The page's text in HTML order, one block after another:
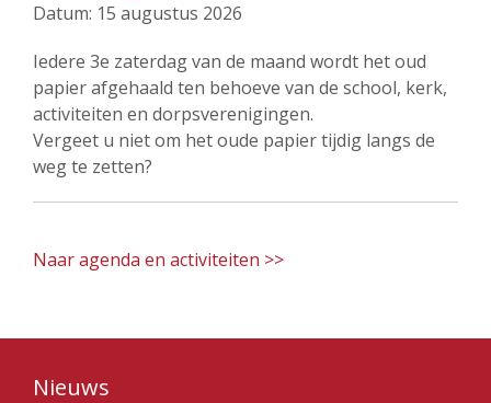
Datum: 15 augustus 2026
Iedere 3e zaterdag van de maand wordt het oud
papier afgehaald ten behoeve van de school, kerk,
activiteiten en dorpsverenigingen.
Vergeet u niet om het oude papier tijdig langs de
weg te zetten?
Naar agenda en activiteiten >>
Nieuws